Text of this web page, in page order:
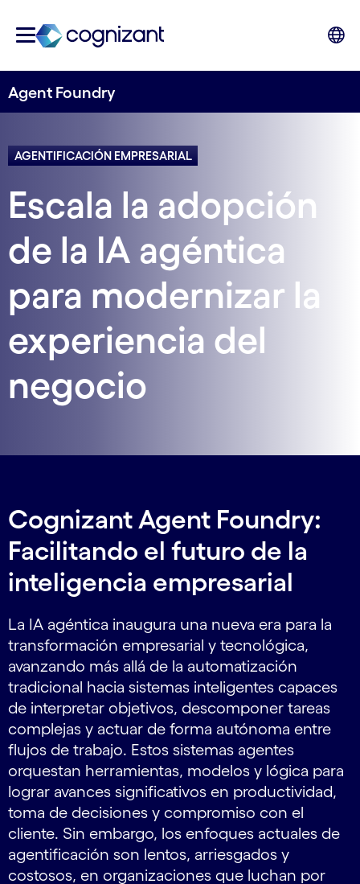
Agent Foundry
AGENTIFICACIÓN EMPRESARIAL
Escala la adopción
de la IA agéntica
para modernizar la
experiencia del
negocio
Cognizant Agent Foundry:
Facilitando el futuro de la
inteligencia empresarial
La IA agéntica inaugura una nueva era para la
transformación empresarial y tecnológica,
avanzando más allá de la automatización
tradicional hacia sistemas inteligentes capaces
de interpretar objetivos, descomponer tareas
complejas y actuar de forma autónoma entre
flujos de trabajo. Estos sistemas agentes
orquestan herramientas, modelos y lógica para
lograr avances significativos en productividad,
toma de decisiones y compromiso con el
cliente. Sin embargo, los enfoques actuales de
agentificación son lentos, arriesgados y
costosos, en organizaciones que luchan por